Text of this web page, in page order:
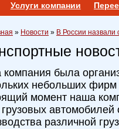
Услуги компании
» Новости » В России
была
небольших фирм
момент наша
автомобилей
различной